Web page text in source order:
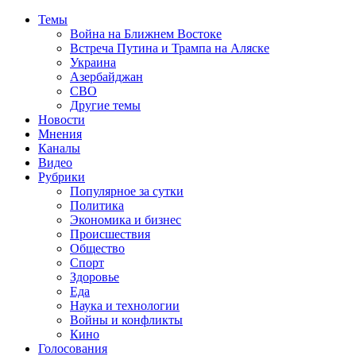
Темы
Война на Ближнем Востоке
Встреча Путина и Трампа на Аляске
Украина
Азербайджан
СВО
Другие темы
Новости
Мнения
Каналы
Видео
Рубрики
Популярное за сутки
Политика
Экономика и бизнес
Происшествия
Общество
Спорт
Здоровье
Еда
Наука и технологии
Войны и конфликты
Кино
Голосования